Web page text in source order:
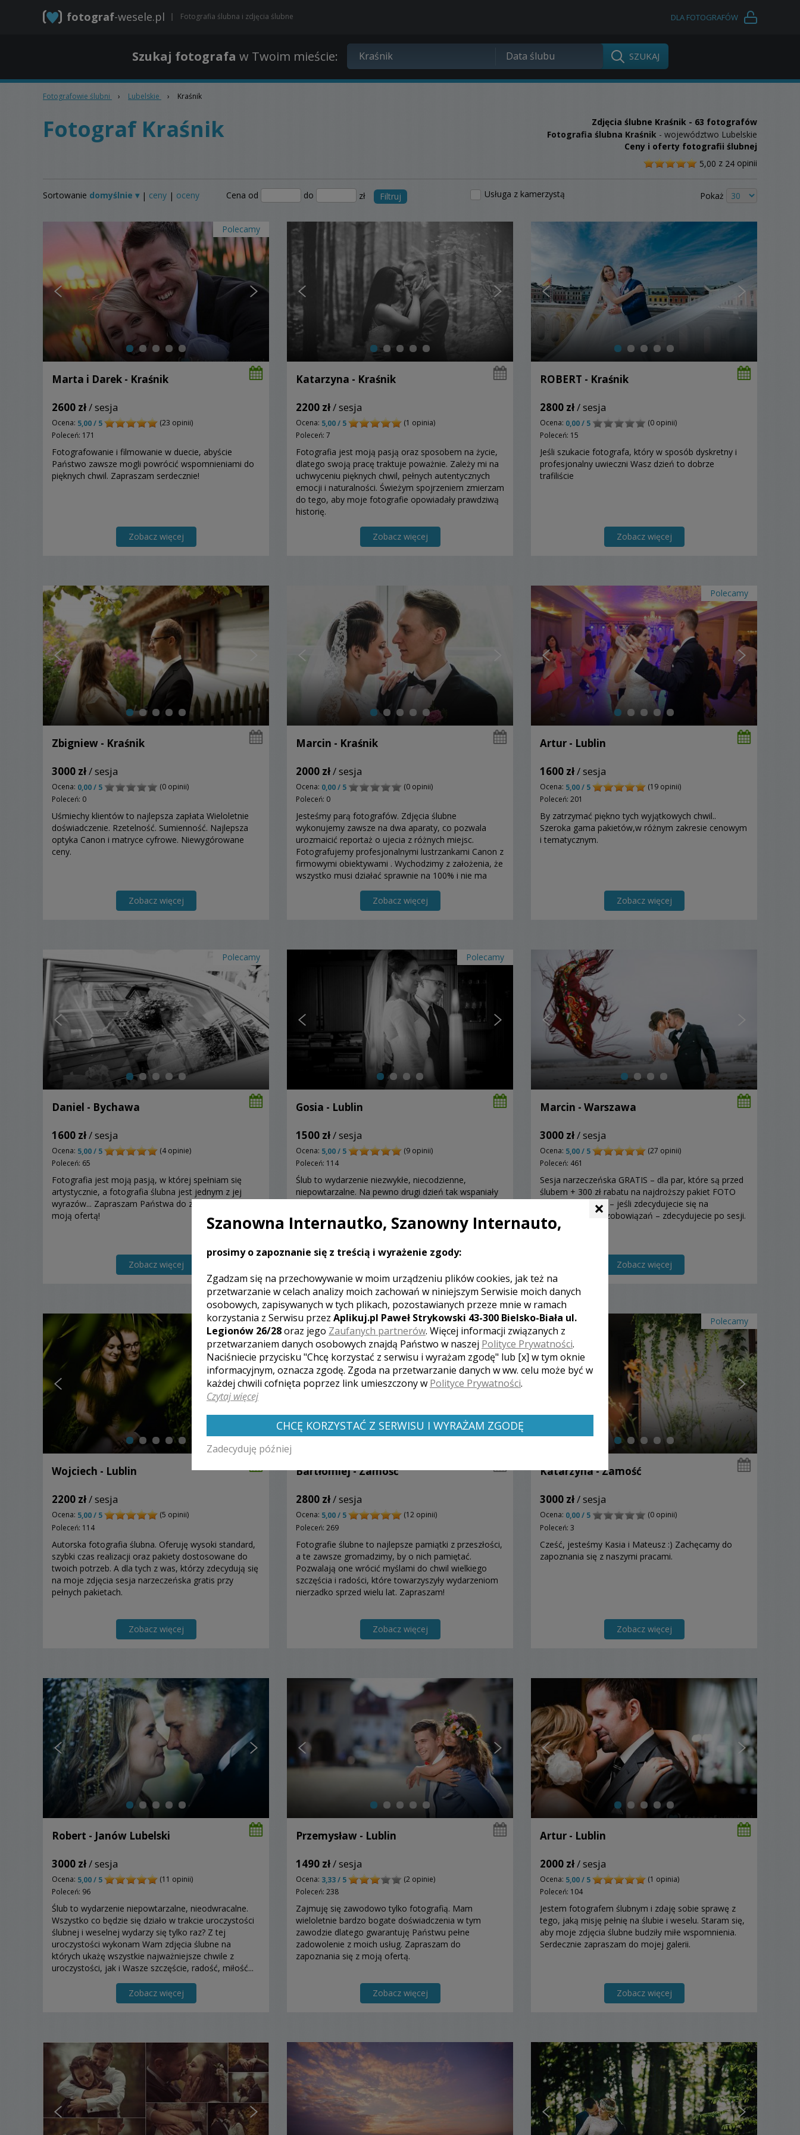
fotograf-wesele.pl Fotografia ślubna i zdjęcia ślubne DLA FOTOGRAFÓW
Szukaj fotografa w Twoim mieście:
Fotografowie ślubni › Lubelskie › Kraśnik
Fotograf Kraśnik Zdjęcia ślubne Kraśnik - 63 fotografów
Fotografia ślubna Kraśnik - województwo Lubelskie
Ceny i oferty fotografii ślubnej
5,00 /z 24 opinii
Sortowanie domyślnie ▾ | ceny | oceny Cena od do zł Filtruj Usługa z kamerzystą Pokaż
Polecamy
Marta i Darek - Kraśnik
2600 zł/ sesja
Ocena: 5,00 / 5
(23 opinii)
Poleceń: 171
Fotografowanie i filmowanie w duecie, abyście
Państwo zawsze mogli powrócić wspomnieniami do
pięknych chwil. Zapraszam serdecznie!
Zobacz więcej
Katarzyna - Kraśnik
2200 zł/ sesja
Ocena: 5,00 / 5
(1 opinia)
Poleceń: 7
Fotografia jest moją pasją oraz sposobem na życie,
dlatego swoją pracę traktuje poważnie. Zależy mi na
uchwyceniu pięknych chwil, pełnych autentycznych
emocji i naturalności. Świeżym spojrzeniem zmierzam
do tego, aby moje fotografie opowiadały prawdziwą
historię.
Zobacz więcej
ROBERT - Kraśnik
2800 zł/ sesja
Ocena: 0,00 / 5
(0 opinii)
Poleceń: 15
Jeśli szukacie fotografa, który w sposób dyskretny i
profesjonalny uwieczni Wasz dzień to dobrze
trafiliście
Zobacz więcej
Zbigniew - Kraśnik
3000 zł/ sesja
Ocena: 0,00 / 5
(0 opinii)
Poleceń: 0
Uśmiechy klientów to najlepsza zapłata Wieloletnie
doświadczenie. Rzetelność. Sumienność. Najlepsza
optyka Canon i matryce cyfrowe. Niewygórowane
ceny.
Zobacz więcej
Marcin - Kraśnik
2000 zł/ sesja
Ocena: 0,00 / 5
(0 opinii)
Poleceń: 0
Jesteśmy parą fotografów. Zdjęcia ślubne
wykonujemy zawsze na dwa aparaty, co pozwala
urozmaicić reportaż o ujecia z różnych miejsc.
Fotografujemy profesjonalnymi lustrzankami Canon z
firmowymi obiektywami . Wychodzimy z założenia, że
wszystko musi działać sprawnie na 100% i nie ma
Zobacz więcej
Polecamy
Artur - Lublin
1600 zł/ sesja
Ocena: 5,00 / 5
(19 opinii)
Poleceń: 201
By zatrzymać piękno tych wyjątkowych chwil..
Szeroka gama pakietów,w różnym zakresie cenowym
i tematycznym.
Zobacz więcej
Polecamy
Daniel - Bychawa
1600 zł/ sesja
Ocena: 5,00 / 5
(4 opinie)
Poleceń: 65
Fotografia jest moją pasją, w której spełniam się
artystycznie, a fotografia ślubna jest jednym z jej
wyrazów... Zapraszam Państwa do zapoznania się z
moją ofertą!
Zobacz więcej
Polecamy
Gosia - Lublin
1500 zł/ sesja
Ocena: 5,00 / 5
(9 opinii)
Poleceń: 114
Ślub to wydarzenie niezwykłe, niecodzienne,
niepowtarzalne. Na pewno drugi dzień tak wspaniały
Jako fotograf uwiecznię z tego dnia Wasze szczęście,
radość, uśmiech, wzruszenie i inne emocje.
Marcin - Warszawa
3000 zł/ sesja
Ocena: 5,00 / 5
(27 opinii)
Poleceń: 461
Sesja narzeczeńska GRATIS – dla par, które są przed
ślubem + 300 zł rabatu na najdroższy pakiet FOTO
lub FOTO+VIDEO – jeśli zdecydujecie się na
współpracę. Bez zobowiązań – zdecydujecie po sesji.
Zobacz więcej
Wojciech - Lublin
2200 zł/ sesja
Ocena: 5,00 / 5
(5 opinii)
Poleceń: 114
Autorska fotografia ślubna. Oferuję wysoki standard,
szybki czas realizacji oraz pakiety dostosowane do
twoich potrzeb. A dla tych z was, którzy zdecydują się
na moje zdjęcia sesja narzeczeńska gratis przy
pełnych pakietach.
Zobacz więcej
Bartłomiej - Zamość
2800 zł/ sesja
Ocena: 5,00 / 5
(12 opinii)
Poleceń: 269
Fotografie ślubne to najlepsze pamiątki z przeszłości,
a te zawsze gromadzimy, by o nich pamiętać.
Pozwalają one wrócić myślami do chwil wielkiego
szczęścia i radości, które towarzyszyły wydarzeniom
nierzadko sprzed wielu lat. Zapraszam!
Zobacz więcej
Polecamy
Katarzyna - Zamość
3000 zł/ sesja
Ocena: 0,00 / 5
(0 opinii)
Poleceń: 3
Cześć, jesteśmy Kasia i Mateusz :) Zachęcamy do
zapoznania się z naszymi pracami.
Zobacz więcej
Robert - Janów Lubelski
3000 zł/ sesja
Ocena: 5,00 / 5
(11 opinii)
Poleceń: 96
Ślub to wydarzenie niepowtarzalne, nieodwracalne.
Wszystko co będzie się działo w trakcie uroczystości
ślubnej i weselnej wydarzy się tylko raz? Z tej
uroczystości wykonam Wam zdjęcia ślubne na
których ukażę wszystkie najważniejsze chwile z
uroczystości, jak i Wasze szczęście, radość, miłość...
Zobacz więcej
Przemysław - Lublin
1490 zł/ sesja
Ocena: 3,33 / 5
(2 opinie)
Poleceń: 238
Zajmuję się zawodowo tylko fotografią. Mam
wieloletnie bardzo bogate doświadczenia w tym
zawodzie dlatego gwarantuję Państwu pełne
zadowolenie z moich usług. Zapraszam do
zapoznania się z moją ofertą.
Zobacz więcej
Artur - Lublin
2000 zł/ sesja
Ocena: 5,00 / 5
(1 opinia)
Poleceń: 104
Jestem fotografem ślubnym i zdaję sobie sprawę z
tego, jaką misję pełnię na ślubie i weselu. Staram się,
aby moje zdjęcia ślubne budziły miłe wspomnienia.
Serdecznie zapraszam do mojej galerii.
Zobacz więcej
×
Szanowna Internautko, Szanowny Internauto,
prosimy o zapoznanie się z treścią i wyrażenie zgody:
Zgadzam się na przechowywanie w moim urządzeniu plików cookies, jak też na
przetwarzanie w celach analizy moich zachowań w niniejszym Serwisie moich danych
osobowych, zapisywanych w tych plikach, pozostawianych przeze mnie w ramach
korzystania z Serwisu przez Aplikuj.pl Paweł Strykowski 43-300 Bielsko-Biała ul.
Legionów 26/28oraz jego Zaufanych partnerów. Więcej informacji związanych z
przetwarzaniem danych osobowych znajdą Państwo w naszej Polityce Prywatności.
Naciśniecie przycisku "Chcę korzystać z serwisu i wyrażam zgodę" lub [x] w tym oknie
informacyjnym, oznacza zgodę. Zgoda na przetwarzanie danych w ww. celu może być w
każdej chwili cofnięta poprzez link umieszczony w Polityce Prywatności.
Czytaj więcej
CHCĘ KORZYSTAĆ Z SERWISU I WYRAŻAM ZGODĘ
Zadecyduję później